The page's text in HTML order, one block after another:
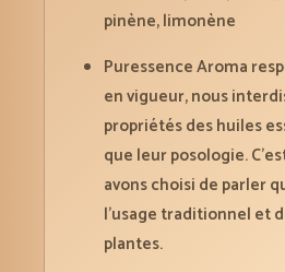
pinène, limonène
Puressence Aroma
en vigueur, nous
propriétés des huiles
que leur posologie.
avons choisi de parler
l’usage traditionnel et
plantes.